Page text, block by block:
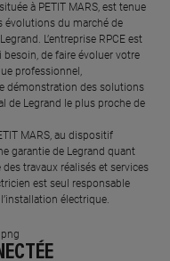
à PETIT MARS, est tenue
évolutions du marché de
L’entreprise RPCE est
de faire évoluer votre
professionnel,
démonstration des solutions
de Legrand le plus proche de
MARS, au dispositif
garantie de Legrand quant
travaux réalisés et services
est seul responsable
électrique.